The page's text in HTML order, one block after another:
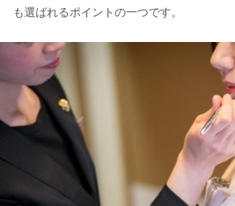
も選ばれるポイントの一つです。